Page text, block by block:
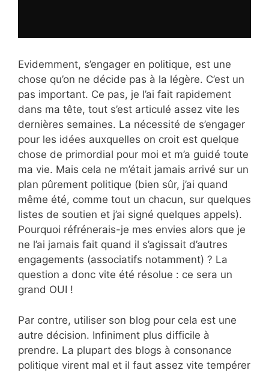
Evidemment, s’engager en politique, est une
chose qu’on ne décide pas à la légère. C’est un
pas important. Ce pas, je l’ai fait rapidement
dans ma tête, tout s’est articulé assez vite les
dernières semaines. La nécessité de s’engager
pour les idées auxquelles on croit est quelque
chose de primordial pour moi et m’a guidé toute
ma vie. Mais cela ne m’était jamais arrivé sur un
plan pûrement politique (bien sûr, j’ai quand
même été, comme tout un chacun, sur quelques
listes de soutien et j’ai signé quelques appels).
Pourquoi réfrénerais-je mes envies alors que je
ne l’ai jamais fait quand il s’agissait d’autres
engagements (associatifs notamment) ? La
question a donc vite été résolue : ce sera un
grand OUI !
Par contre, utiliser son blog pour cela est une
autre décision. Infiniment plus difficile à
prendre. La plupart des blogs à consonance
politique virent mal et il faut assez vite tempérer